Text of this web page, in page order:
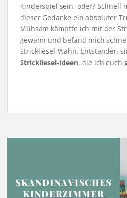
Kinderspiel sein, oder? Schnell
dieser Gedanke ein absoluter
Mühsam kämpfte ich mit der
gewann und befand mich
Strickliesel-Wahn. Entstanden
Strickliesel-Ideen, die ich euch